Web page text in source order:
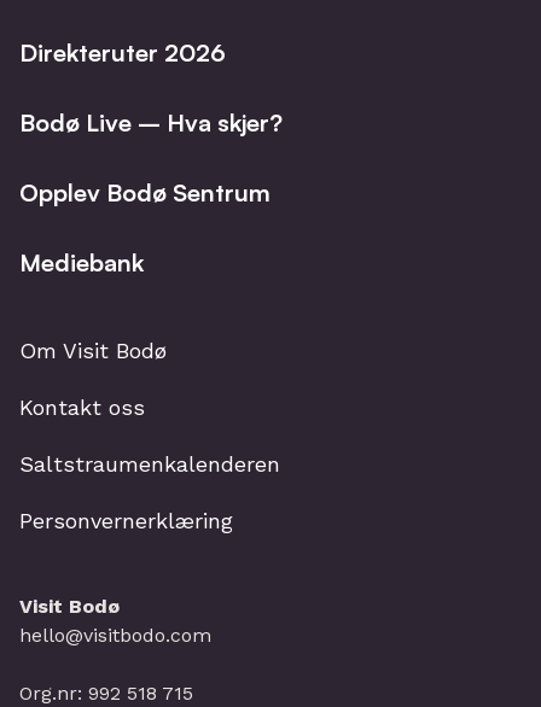
Direkteruter 2026
Bodø Live – Hva skjer?
Opplev Bodø Sentrum
Mediebank
Om Visit Bodø
Kontakt oss
Saltstraumenkalenderen
Personvernerklæring
Visit Bodø
hello@visitbodo.com
Org.nr: 992 518 715